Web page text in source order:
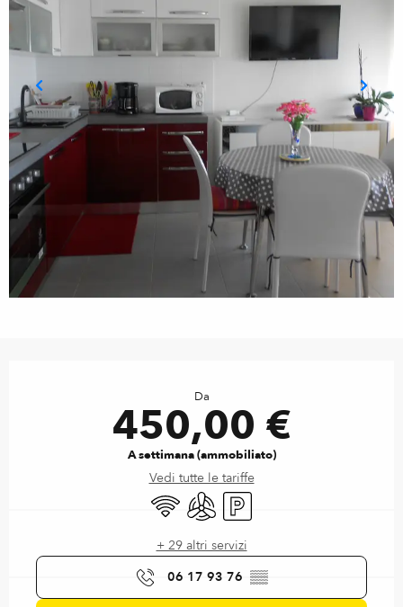
Da
450,00 €
A settimana (ammobiliato)
Vedi tutte le tariffe
Wi-Fi Aria condizionata
Parcheggio
+ 29 altri servizi
06 17 93 76 ▒▒